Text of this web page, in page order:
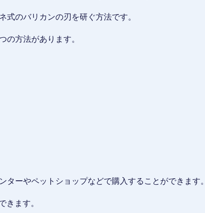
式のバリカンの刃を研ぐ方法です。
の方法があります。
ターやペットショップなどで購入することができます。
きます。